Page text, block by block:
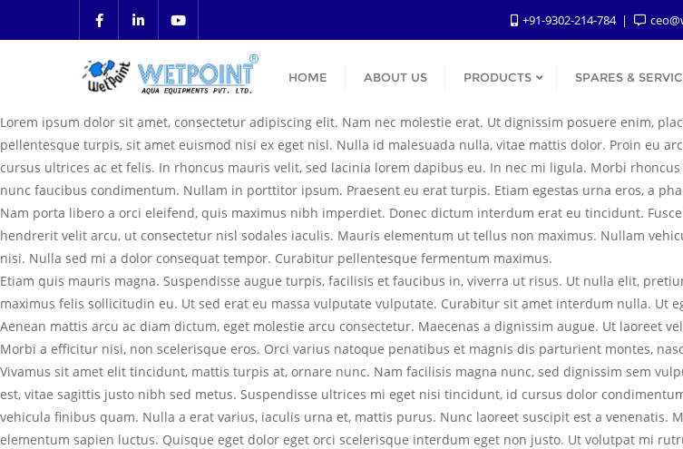
+91-9302-214-784
HOME ABOUT US PRODUCTS SPARES &
Lorem ipsum dolor sit amet, consectetur adipiscing elit. Nam nec molestie erat. Ut dignissim posuere enim,
pellentesque turpis, sit amet euismod nisi ex eget nisl. Nulla id malesuada nulla, vitae mattis dolor. Proin eu
cursus ultrices ac et felis. In rhoncus mauris velit, sed lacinia lorem dapibus eu. In nec mi ligula. Morbi
nunc faucibus condimentum. Nullam in porttitor ipsum. Praesent eu erat turpis. Etiam egestas urna eros, a
Nam porta libero a orci eleifend, quis maximus nibh imperdiet. Donec dictum interdum erat eu tincidunt.
hendrerit velit arcu, ut consectetur nisl sodales iaculis. Mauris elementum ut tellus non maximus. Nullam
nisi. Nulla sed mi a dolor consequat tempor. Curabitur pellentesque fermentum maximus.
Etiam quis mauris magna. Suspendisse augue turpis, facilisis et faucibus in, viverra ut risus. Ut nulla elit,
maximus felis sollicitudin eu. Ut sed erat eu massa vulputate vulputate. Curabitur sit amet interdum nulla. Ut
Aenean mattis arcu ac diam dictum, eget molestie arcu consectetur. Maecenas a dignissim augue. Ut laoreet
Morbi a efficitur nisi, non scelerisque eros. Orci varius natoque penatibus et magnis dis parturient montes,
Vivamus sit amet elit tincidunt, mattis turpis at, ornare nunc. Nam facilisis magna nunc, sed dignissim sem
est, vitae sagittis justo nibh sed metus. Suspendisse ultrices mi eget nisi tincidunt, id cursus dolor
vehicula finibus quam. Nulla a erat varius, iaculis urna et, mattis purus. Nunc laoreet suscipit est a venenatis.
elementum sapien luctus. Quisque eget dolor eget orci scelerisque interdum eget non justo. Ut volutpat mi